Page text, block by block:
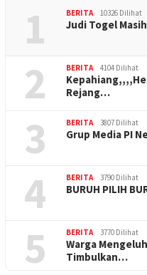
1 BERITA 10326 Dilihat
Judi Togel
2 BERITA 4104 Dilihat
Rejang…
3 BERITA 3807 Dilihat
Grup Media PI
4 BERITA 3790 Dilihat
BURUH PILIH
5 BERITA 3770 Dilihat
Warga
Timbulkan…